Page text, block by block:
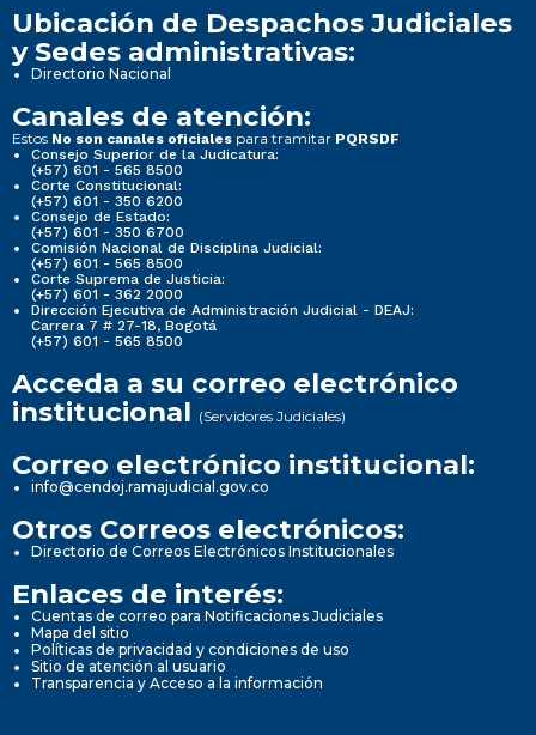
Ubicación de Despachos Judiciales
y Sedes administrativas:
Directorio Nacional
Canales de atención:
Estos No son canales oficiales para tramitar PQRSDF
Consejo Superior de la Judicatura:
(+57) 601 - 565 8500
Corte Constitucional:
(+57) 601 - 350 6200
Consejo de Estado:
(+57) 601 - 350 6700
Comisión Nacional de Disciplina Judicial:
(+57) 601 - 565 8500
Corte Suprema de Justicia:
(+57) 601 - 362 2000
Dirección Ejecutiva de Administración Judicial - DEAJ:
Carrera 7 # 27-18, Bogotá
(+57) 601 - 565 8500
Acceda a su correo electrónico
institucional (Servidores Judiciales)
Correo electrónico institucional:
info@cendoj.ramajudicial.gov.co
Otros Correos electrónicos:
Directorio de Correos Electrónicos Institucionales
Enlaces de interés:
Cuentas de correo para Notificaciones Judiciales
Mapa del sitio
Políticas de privacidad y condiciones de uso
Sitio de atención al usuario
Transparencia y Acceso a la información